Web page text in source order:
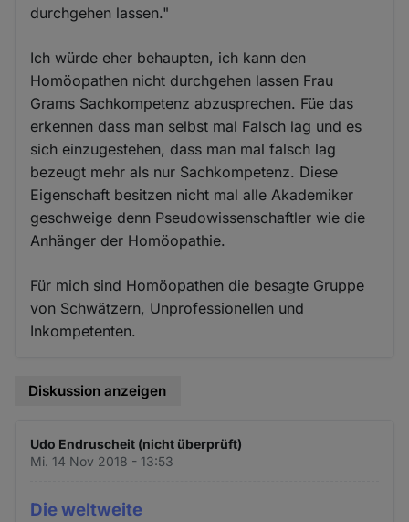
durchgehen lassen."
Ich würde eher behaupten, ich kann den
Homöopathen nicht durchgehen lassen Frau
Grams Sachkompetenz abzusprechen. Füe das
erkennen dass man selbst mal Falsch lag und es
sich einzugestehen, dass man mal falsch lag
bezeugt mehr als nur Sachkompetenz. Diese
Eigenschaft besitzen nicht mal alle Akademiker
geschweige denn Pseudowissenschaftler wie die
Anhänger der Homöopathie.
Für mich sind Homöopathen die besagte Gruppe
von Schwätzern, Unprofessionellen und
Inkompetenten.
Diskussion anzeigen
Udo Endruscheit (nicht überprüft)
Mi. 14 Nov 2018 - 13:53
Die weltweite